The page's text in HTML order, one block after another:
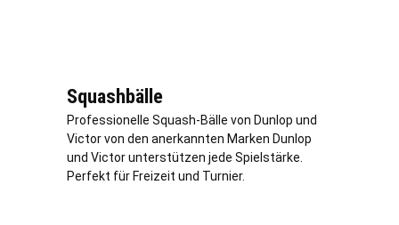
Squashbälle
Professionelle Squash-Bälle von Dunlop und
Victor von den anerkannten Marken Dunlop
und Victor unterstützen jede Spielstärke.
Perfekt für Freizeit und Turnier.